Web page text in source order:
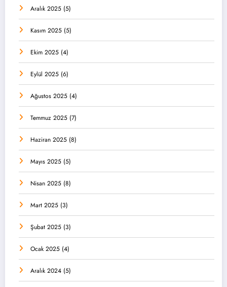
Aralık 2025 (5)
Kasım 2025 (5)
Ekim 2025 (4)
Eylül 2025 (6)
Ağustos 2025 (4)
Temmuz 2025 (7)
Haziran 2025 (8)
Mayıs 2025 (5)
Nisan 2025 (8)
Mart 2025 (3)
Şubat 2025 (3)
Ocak 2025 (4)
Aralık 2024 (5)